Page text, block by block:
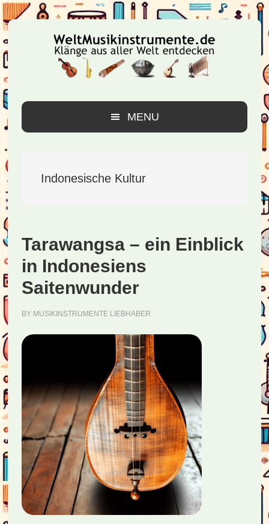
Zur
Hauptnavigation
springen
Zum
Inhalt
springen
Zur
Seitenspalte
springen
MENU
Indonesische Kultur
Tarawangsa – ein Einblick
in Indonesiens
Saitenwunder
BY MUSIKINSTRUMENTE LIEBHABER